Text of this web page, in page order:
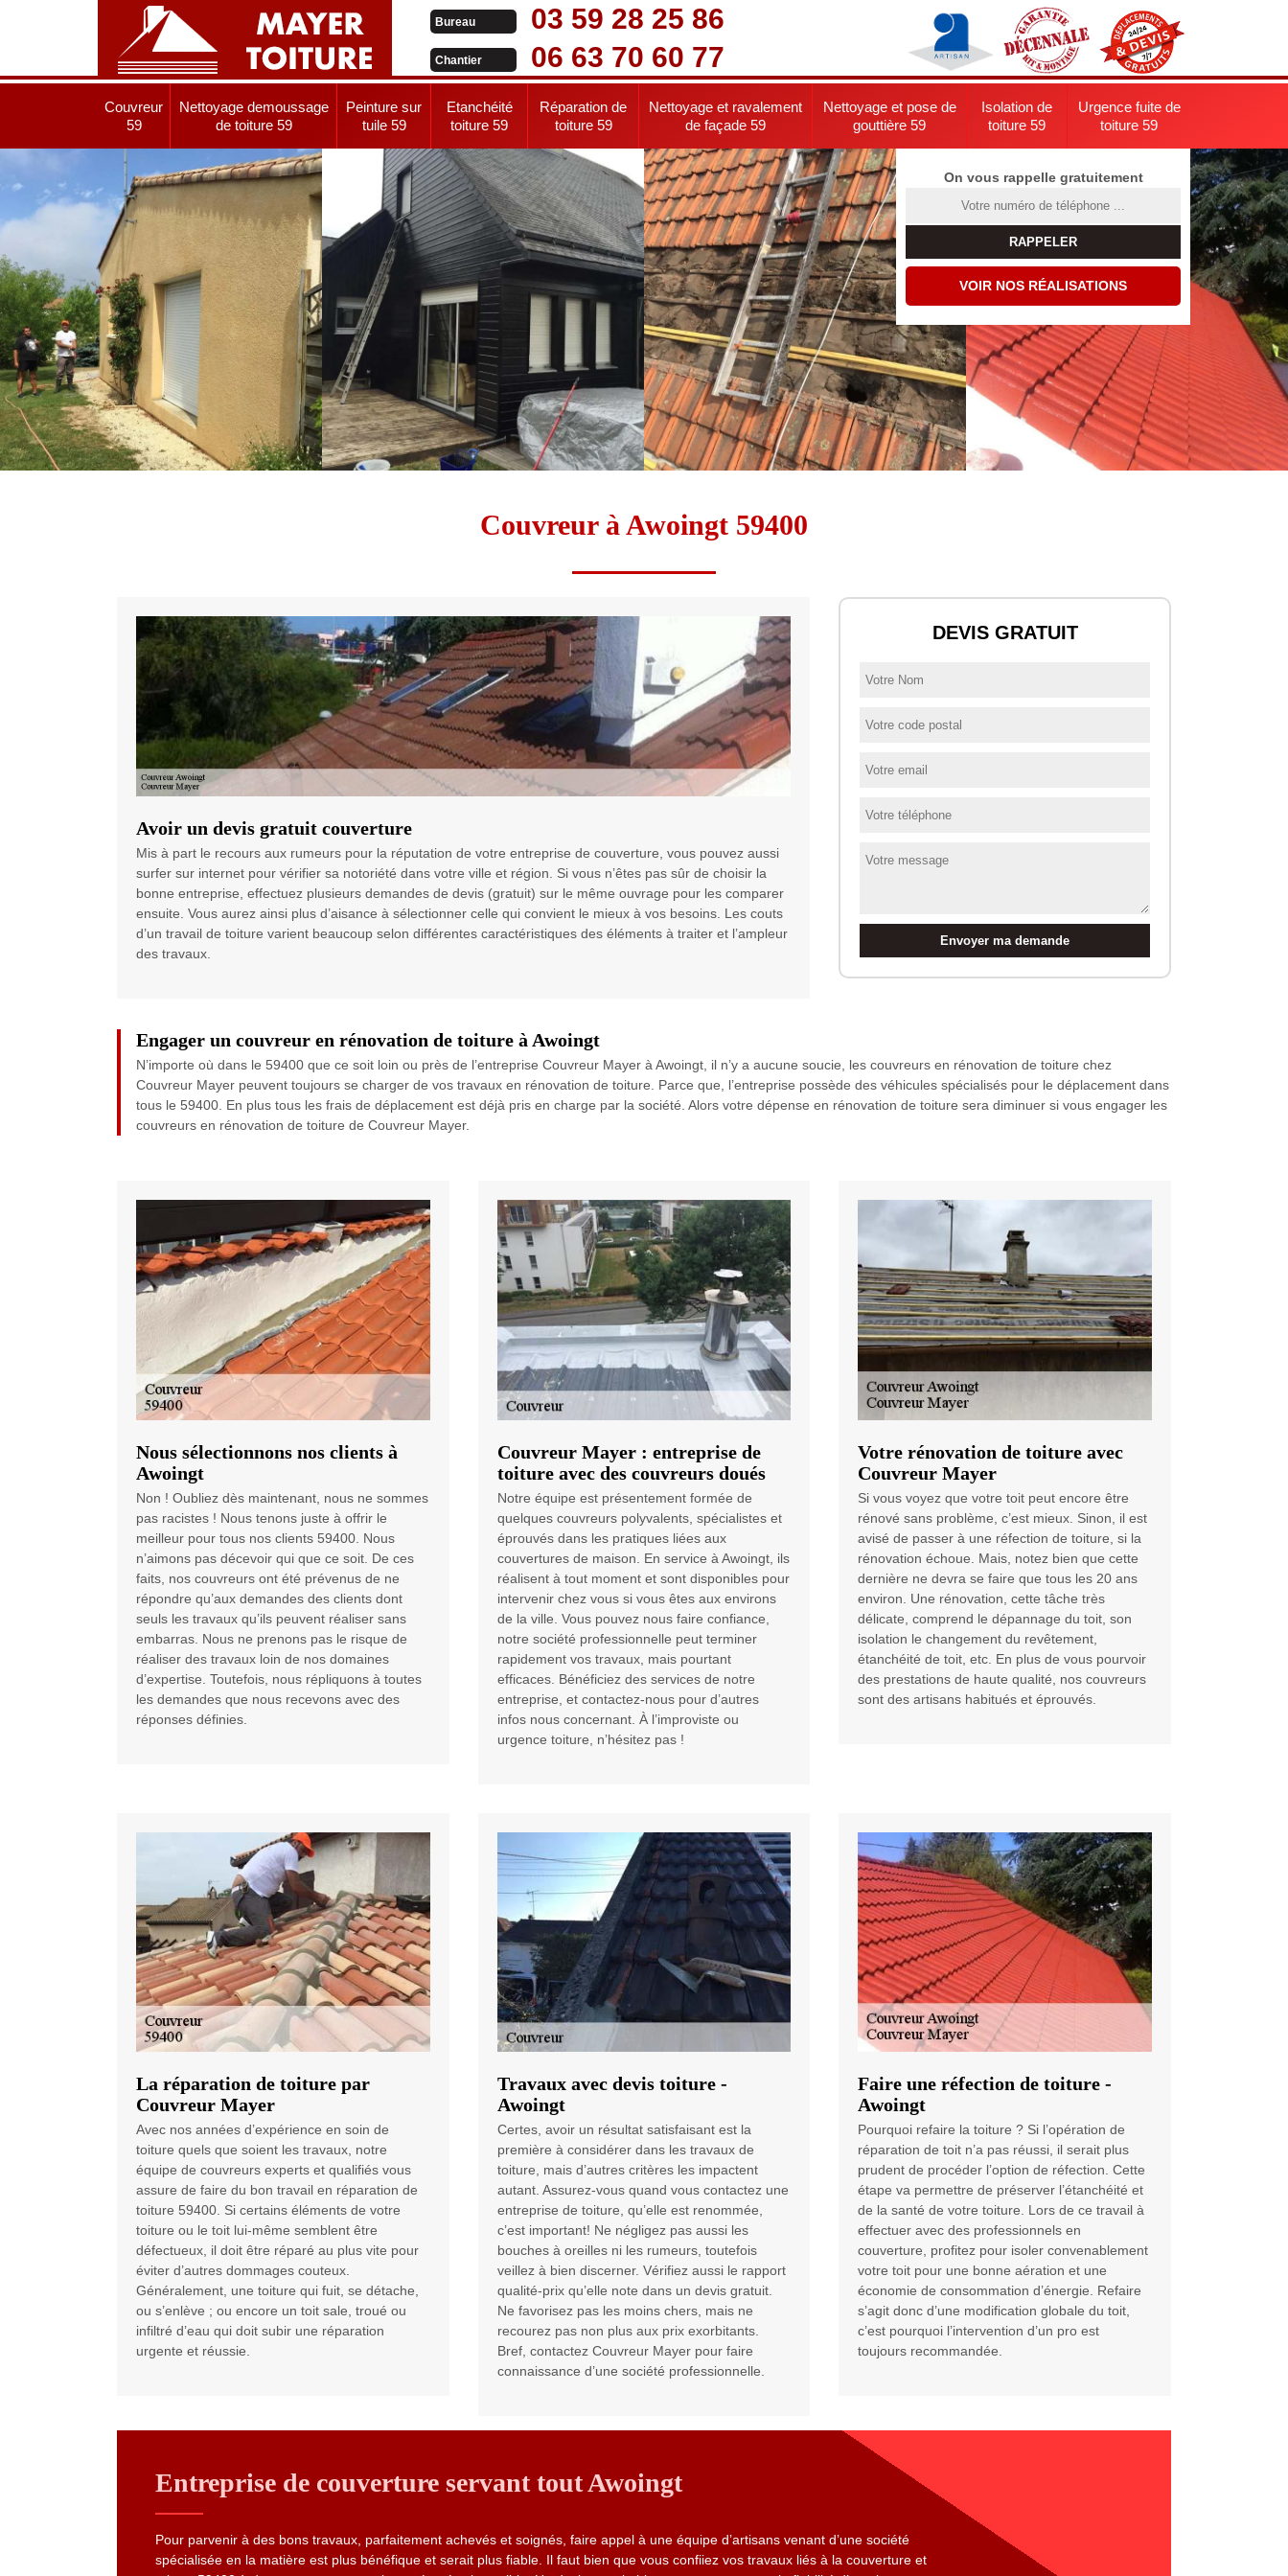
Bureau 03 59 28 25 86
Chantier 06 63 70 60 77
Couvreur
59
Nettoyage demoussage
de toiture 59
Peinture sur
tuile 59
Etanchéité
toiture 59
Réparation de
toiture 59
Nettoyage et ravalement
de façade 59
Nettoyage et pose de
gouttière 59
Isolation de
toiture 59
Urgence fuite de
toiture 59
On vous rappelle gratuitement
VOIR NOS RÉALISATIONS
Couvreur à Awoingt 59400
Avoir un devis gratuit couverture
Mis à part le recours aux rumeurs pour la réputation de votre entreprise de couverture, vous pouvez aussi
surfer sur internet pour vérifier sa notoriété dans votre ville et région. Si vous n’êtes pas sûr de choisir la
bonne entreprise, effectuez plusieurs demandes de devis (gratuit) sur le même ouvrage pour les comparer
ensuite. Vous aurez ainsi plus d’aisance à sélectionner celle qui convient le mieux à vos besoins. Les couts
d’un travail de toiture varient beaucoup selon différentes caractéristiques des éléments à traiter et l’ampleur
des travaux.
DEVIS GRATUIT
Engager un couvreur en rénovation de toiture à Awoingt
N’importe où dans le 59400 que ce soit loin ou près de l’entreprise Couvreur Mayer à Awoingt, il n’y a aucune soucie, les couvreurs en rénovation de toiture chez
Couvreur Mayer peuvent toujours se charger de vos travaux en rénovation de toiture. Parce que, l’entreprise possède des véhicules spécialisés pour le déplacement dans
tous le 59400. En plus tous les frais de déplacement est déjà pris en charge par la société. Alors votre dépense en rénovation de toiture sera diminuer si vous engager les
couvreurs en rénovation de toiture de Couvreur Mayer.
Nous sélectionnons nos clients à
Awoingt
Non ! Oubliez dès maintenant, nous ne sommes
pas racistes ! Nous tenons juste à offrir le
meilleur pour tous nos clients 59400. Nous
n’aimons pas décevoir qui que ce soit. De ces
faits, nos couvreurs ont été prévenus de ne
répondre qu’aux demandes des clients dont
seuls les travaux qu’ils peuvent réaliser sans
embarras. Nous ne prenons pas le risque de
réaliser des travaux loin de nos domaines
d’expertise. Toutefois, nous répliquons à toutes
les demandes que nous recevons avec des
réponses définies.
Couvreur Mayer : entreprise de
toiture avec des couvreurs doués
Notre équipe est présentement formée de
quelques couvreurs polyvalents, spécialistes et
éprouvés dans les pratiques liées aux
couvertures de maison. En service à Awoingt, ils
réalisent à tout moment et sont disponibles pour
intervenir chez vous si vous êtes aux environs
de la ville. Vous pouvez nous faire confiance,
notre société professionnelle peut terminer
rapidement vos travaux, mais pourtant
efficaces. Bénéficiez des services de notre
entreprise, et contactez-nous pour d’autres
infos nous concernant. À l’improviste ou
urgence toiture, n’hésitez pas !
Votre rénovation de toiture avec
Couvreur Mayer
Si vous voyez que votre toit peut encore être
rénové sans problème, c’est mieux. Sinon, il est
avisé de passer à une réfection de toiture, si la
rénovation échoue. Mais, notez bien que cette
dernière ne devra se faire que tous les 20 ans
environ. Une rénovation, cette tâche très
délicate, comprend le dépannage du toit, son
isolation le changement du revêtement,
étanchéité de toit, etc. En plus de vous pourvoir
des prestations de haute qualité, nos couvreurs
sont des artisans habitués et éprouvés.
La réparation de toiture par
Couvreur Mayer
Avec nos années d’expérience en soin de
toiture quels que soient les travaux, notre
équipe de couvreurs experts et qualifiés vous
assure de faire du bon travail en réparation de
toiture 59400. Si certains éléments de votre
toiture ou le toit lui-même semblent être
défectueux, il doit être réparé au plus vite pour
éviter d’autres dommages couteux.
Généralement, une toiture qui fuit, se détache,
ou s’enlève ; ou encore un toit sale, troué ou
infiltré d’eau qui doit subir une réparation
urgente et réussie.
Travaux avec devis toiture -
Awoingt
Certes, avoir un résultat satisfaisant est la
première à considérer dans les travaux de
toiture, mais d’autres critères les impactent
autant. Assurez-vous quand vous contactez une
entreprise de toiture, qu’elle est renommée,
c’est important! Ne négligez pas aussi les
bouches à oreilles ni les rumeurs, toutefois
veillez à bien discerner. Vérifiez aussi le rapport
qualité-prix qu’elle note dans un devis gratuit.
Ne favorisez pas les moins chers, mais ne
recourez pas non plus aux prix exorbitants.
Bref, contactez Couvreur Mayer pour faire
connaissance d’une société professionnelle.
Faire une réfection de toiture -
Awoingt
Pourquoi refaire la toiture ? Si l’opération de
réparation de toit n’a pas réussi, il serait plus
prudent de procéder l’option de réfection. Cette
étape va permettre de préserver l’étanchéité et
de la santé de votre toiture. Lors de ce travail à
effectuer avec des professionnels en
couverture, profitez pour isoler convenablement
votre toit pour une bonne aération et une
économie de consommation d’énergie. Refaire
s’agit donc d’une modification globale du toit,
c’est pourquoi l’intervention d’un pro est
toujours recommandée.
Entreprise de couverture servant tout Awoingt
Pour parvenir à des bons travaux, parfaitement achevés et soignés, faire appel à une équipe d’artisans venant d’une société
spécialisée en la matière est plus bénéfique et serait plus fiable. Il faut bien que vous confiiez vos travaux liés à la couverture et